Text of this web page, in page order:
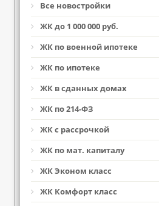
Все новостройки
ЖК до 1 000 000 руб.
ЖК по военной ипотеке
ЖК по ипотеке
ЖК в сданных домах
ЖК по 214-ФЗ
ЖК с рассрочкой
ЖК по мат. капиталу
ЖК Эконом класс
ЖК Комфорт класс